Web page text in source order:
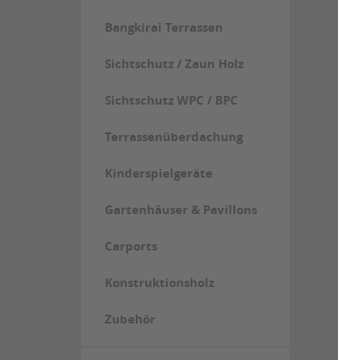
Bangkirai Terrassen
Sichtschutz / Zaun Holz
Sichtschutz WPC / BPC
Terrassenüberdachung
Kinderspielgeräte
Gartenhäuser & Pavillons
Carports
Konstruktionsholz
Zubehör